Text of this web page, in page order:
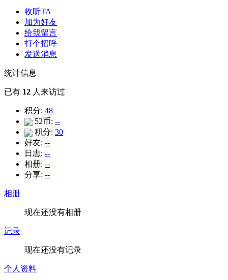
收听TA
加为好友
给我留言
打个招呼
发送消息
统计信息
已有 12 人来访过
积分: 48
52币: --
积分: 30
好友: --
日志: --
相册: --
分享: --
相册
现在还没有相册
记录
现在还没有记录
个人资料